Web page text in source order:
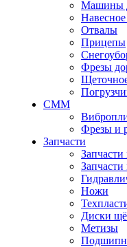
Машины
Отвалы
Прицепы
Фрезы
СММ
Фрезы и
Запчасти
Запчасти
Ножи
Диски
Метизы